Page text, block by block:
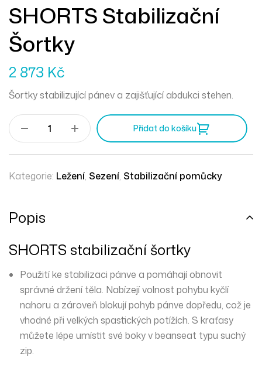
SHORTS Stabilizační
Šortky
2 873 Kč
Šortky stabilizující pánev a zajišťující abdukci stehen.
Přidat do košíku
Kategorie: Ležení, Sezení, Stabilizační pomůcky
Popis
SHORTS stabilizační šortky
Použití ke stabilizaci pánve a pomáhají obnovit
správné držení těla. Nabízejí volnost pohybu kyčlí
nahoru a zároveň blokují pohyb pánve dopředu, což je
vhodné při velkých spastických potížích. S kraťasy
můžete lépe umístit své boky v beanseat typu suchý
zip.